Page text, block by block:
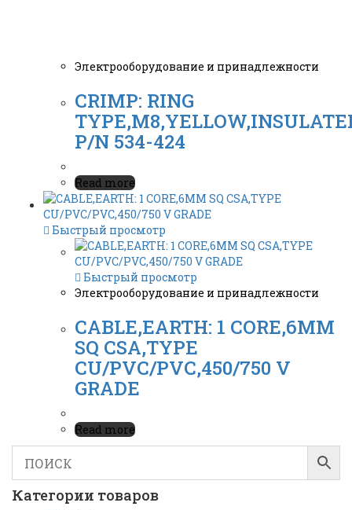
Электрооборудование и принадлежности
CRIMP: RING
P/N 534-424
Read more
Быстрый просмотр
Быстрый просмотр
Электрооборудование и принадлежности
CABLE,EARTH: 1 CORE,6MM
SQ CSA,TYPE
CU/PVC/PVC,450/750 V
GRADE
Read more
Категории товаров